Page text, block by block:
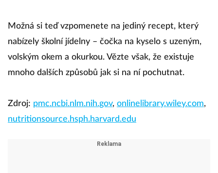
Možná si teď vzpomenete na jediný recept, který
nabízely školní jídelny – čočka na kyselo s uzeným,
volským okem a okurkou. Vězte však, že existuje
mnoho dalších způsobů jak si na ní pochutnat.
Zdroj: pmc.ncbi.nlm.nih.gov, onlinelibrary.wiley.com,
nutritionsource.hsph.harvard.edu